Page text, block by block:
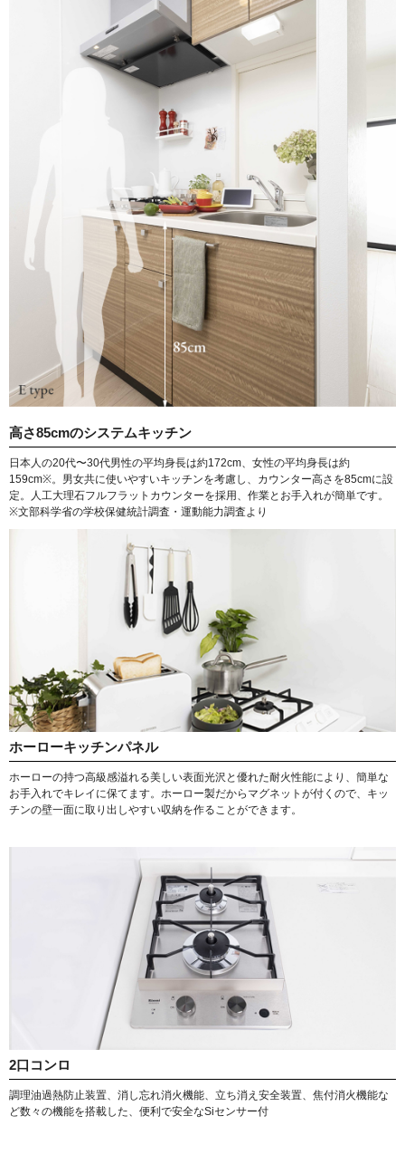
高さ85cmのシステムキッチン
日本人の20代〜30代男性の平均身長は約172cm、女性の平均身長は約
159cm※。男女共に使いやすいキッチンを考慮し、カウンター高さを85cmに設
定。人工大理石フルフラットカウンターを採用、作業とお手入れが簡単です。
※文部科学省の学校保健統計調査・運動能力調査より
ホーローキッチンパネル
ホーローの持つ高級感溢れる美しい表面光沢と優れた耐火性能により、簡単な
お手入れでキレイに保てます。ホーロー製だからマグネットが付くので、キッ
チンの壁一面に取り出しやすい収納を作ることができます。
2口コンロ
調理油過熱防止装置、消し忘れ消火機能、立ち消え安全装置、焦付消火機能な
ど数々の機能を搭載した、便利で安全なSiセンサー付